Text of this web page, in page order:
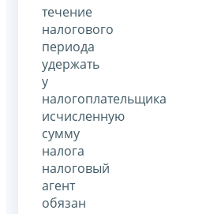
течение
налогового
периода
удержать
у
налогоплательщика
исчисленную
сумму
налога
налоговый
агент
обязан